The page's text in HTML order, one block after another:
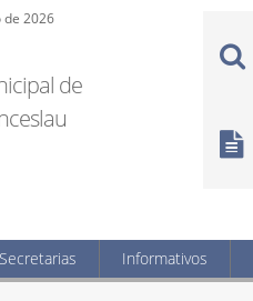
de 2026
de
Secretarias Informativos